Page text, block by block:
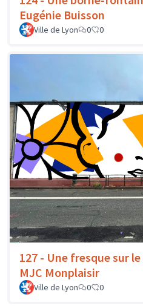
Eugénie Buisson
Ville de Lyon 0 0
127 - Une fresque sur
MJC Monplaisir
Ville de Lyon 0 0